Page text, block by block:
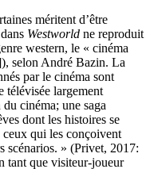
méritent d’être
Westworld ne reproduit
western, le « cinéma
selon André Bazin. La
par le cinéma sont
télévisée largement
cinéma; une saga
dont les histoires se
qui les conçoivent
scénarios. » (Privet, 2017:
tant que visiteur-joueur